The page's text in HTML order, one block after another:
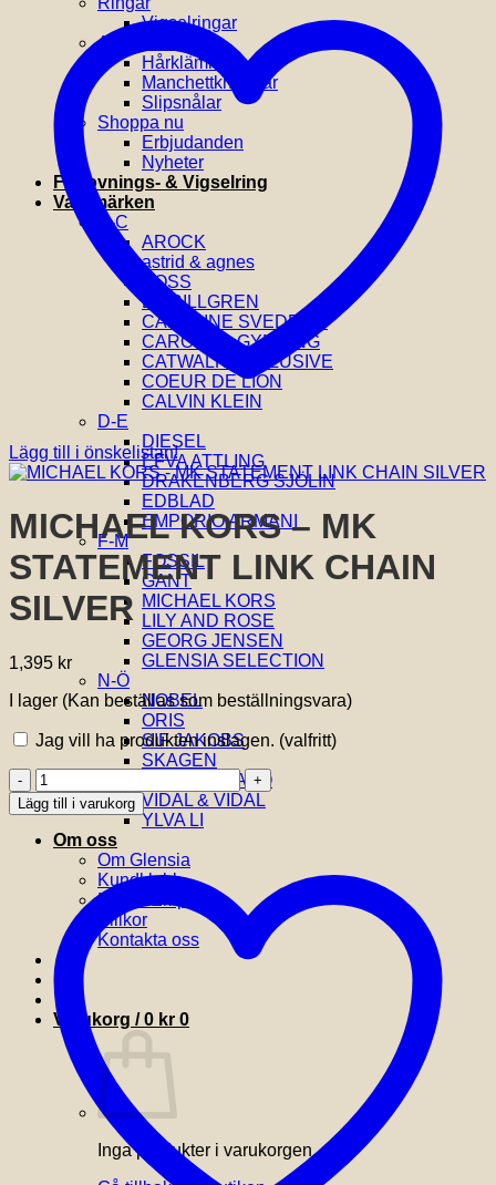
Vigselringar
Accessoarer
Hårklämmor
Manchettknappar
Slipsnålar
Shoppa nu
Erbjudanden
Nyheter
Förlovnings- & Vigselring
Varumärken
A-C
AROCK
astrid & agnes
BOSS
BY BILLGREN
CAROLINE SVEDBOM
CAROLINA GYNNING
CATWALK EXCLUSIVE
COEUR DE LION
CALVIN KLEIN
D-E
DIESEL
EFVA ATTLING
DRAKENBERG SJÖLIN
EDBLAD
EMPORIO ARMANI
F-M
FOSSIL
GANT
MICHAEL KORS
LILY AND ROSE
GEORG JENSEN
GLENSIA SELECTION
N-Ö
NOBEL
ORIS
SIF JAKOBS
SKAGEN
THOMAS SABO
VIDAL & VIDAL
YLVA LI
Om oss
Om Glensia
Kundklubb
Butik i Emporia
Villkor
Kontakta oss
Varukorg /0 kr 0
Inga produkter i varukorgen.
Lägg till i önskelistan!
MICHAEL KORS – MK
STATEMENT LINK CHAIN
SILVER
1,395 kr
I lager (Kan beställas som beställningsvara)
Jag vill ha produkten inslagen. (valfritt)
MICHAEL
KORS
-
MK
STATEMENT
CHAIN
SILVER
mängd
Lägg till i varukorg